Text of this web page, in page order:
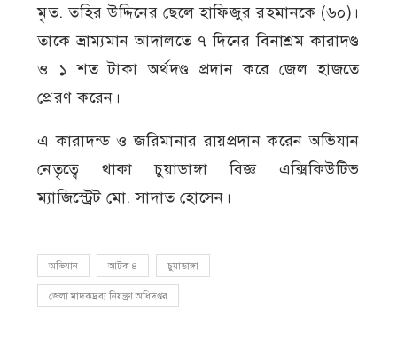
মৃত. তহির উদ্দিনের ছেলে হাফিজুর রহমানকে (৬০)।
তাকে ভ্রাম্যমান আদালতে ৭ দিনের বিনাশ্রম কারাদণ্ড
ও ১ শত টাকা অর্থদণ্ড প্রদান করে জেল হাজতে
প্রেরণ করেন।
এ কারাদন্ড ও জরিমানার রায়প্রদান করেন অভিযান
নেতৃত্বে থাকা চুয়াডাঙ্গা বিজ্ঞ এক্সিকিউটিভ
ম্যাজিস্ট্রেট মো. সাদাত হোসেন।
অভিযান আটক ৪ চুয়াডাঙ্গা
জেলা মাদকদ্রব্য নিয়ন্ত্রণ অধিদপ্তর